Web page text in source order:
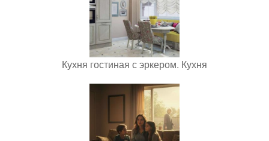
Кухня гостиная с эркером. Кухня